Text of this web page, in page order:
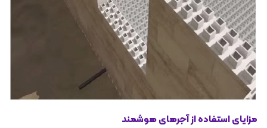
مزایای استفاده از آجرهای هوشمند